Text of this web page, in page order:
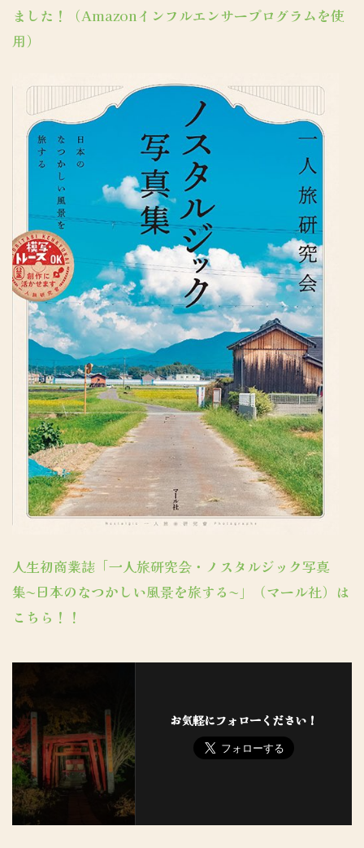
ました！（Amazonインフルエンサープログラムを使
用）
人生初商業誌「一人旅研究会・ノスタルジック写真
集〜日本のなつかしい風景を旅する〜」（マール社）は
こちら！！
お気軽にフォローください！